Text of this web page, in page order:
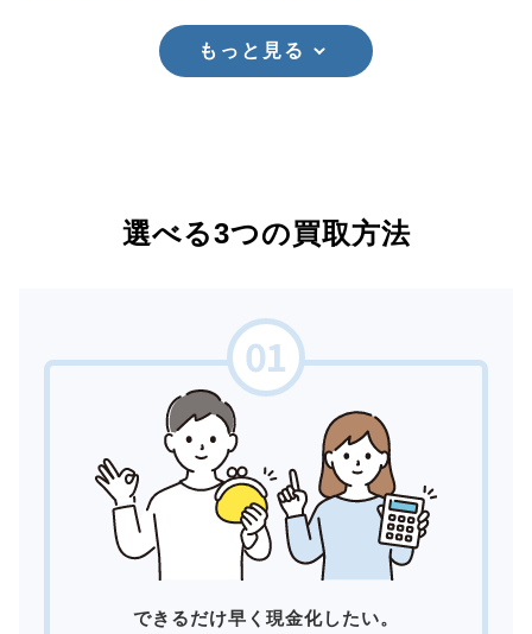
もっと見る
選べる3つの買取方法
できるだけ早く現金化したい。